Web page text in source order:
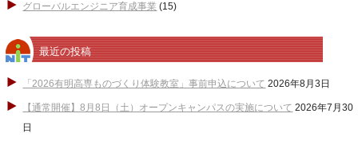
グローバルエンジニア育成事業 (15)
最近の投稿
「2026有明高専ものづくり体験教室」事前申込について 2026年8月3日
【通常開催】8月8日（土）オープンキャンパスの実施について 2026年7月30
日